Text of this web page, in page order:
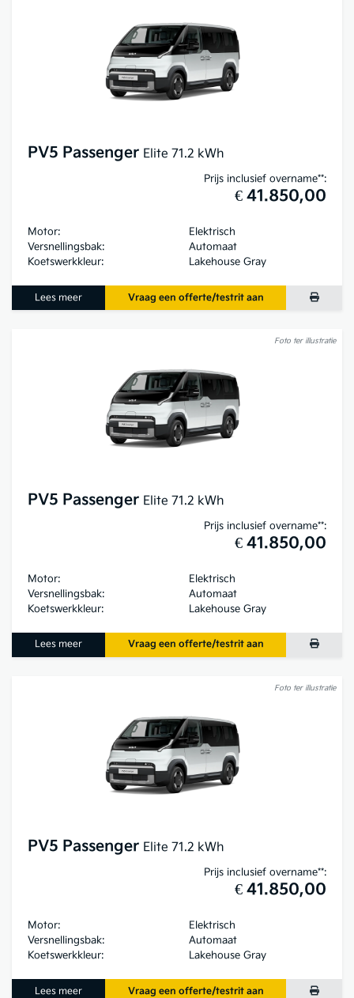
PV5 Passenger Elite 71.2 kWh
Prijs inclusief overname**:
€ 41.850,00
Motor:
Elektrisch
Versnellingsbak:
Automaat
Koetswerkkleur:
Lakehouse Gray
Lees meer Vraag een offerte/testrit aan
Foto ter illustratie
PV5 Passenger Elite 71.2 kWh
Prijs inclusief overname**:
€ 41.850,00
Motor:
Elektrisch
Versnellingsbak:
Automaat
Koetswerkkleur:
Lakehouse Gray
Lees meer Vraag een offerte/testrit aan
Foto ter illustratie
PV5 Passenger Elite 71.2 kWh
Prijs inclusief overname**:
€ 41.850,00
Motor:
Elektrisch
Versnellingsbak:
Automaat
Koetswerkkleur:
Lakehouse Gray
Lees meer Vraag een offerte/testrit aan